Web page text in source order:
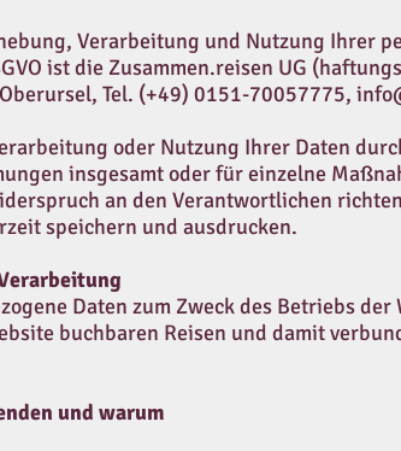
Verarbeitung und Nutzung Ihrer
ist die Zusammen.reisen UG
Tel. (+49) 0151-70057775,
oder Nutzung Ihrer Daten
insgesamt oder für einzelne
an den Verantwortlichen
speichern und ausdrucken.
Daten zum Zweck des Betriebs der
buchbaren Reisen und damit
und warum